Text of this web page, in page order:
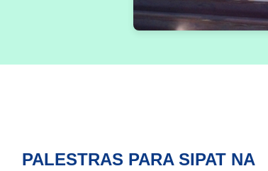
PALESTRAS PARA SIPAT NA